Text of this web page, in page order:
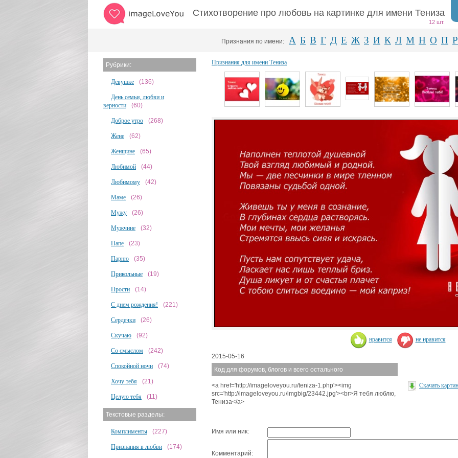
Стихотворение про любовь на картинке для имени Тениза
12 шт.
Признания по имени: А Б В Г Д Е Ж З И К Л М Н О П Р
Рубрики:
Девушке (136)
День семьи, любви и
верности
(60)
Доброе утро (268)
Жене (62)
Женщине (65)
Любимой (44)
Любимому (42)
Маме (26)
Мужу (26)
Мужчине (32)
Папе (23)
Парню (35)
Прикольные (19)
Прости (14)
С днем рождения! (221)
Сердечки (26)
Скучаю (92)
Со смыслом (242)
Спокойной ночи (74)
Хочу тебя (21)
Целую тебя (11)
Текстовые разделы:
Комплименты (227)
Признания в любви (174)
Признания для имени Тениза
нравится не нравится
2015-05-16
Код для форумов, блогов и всего остального
<a href='http://imageloveyou.ru/teniza-1.php'><img
src='http://imageloveyou.ru/imgbig/23442.jpg'><br>Я тебя люблю,
Тениза</a>
Скачать
Имя или ник:
Комментарий: